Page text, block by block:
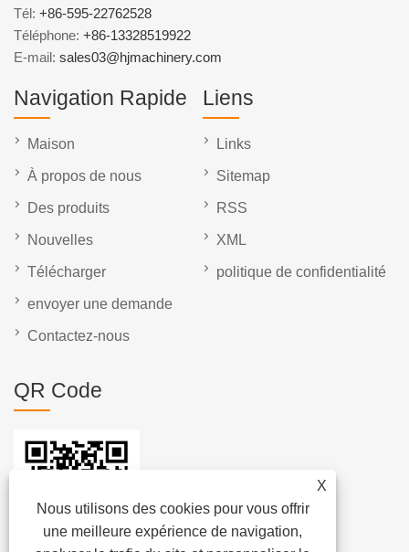
X
Nous utilisons des cookies pour vous offrir
une meilleure expérience de navigation,
Tél: +86-595-22762528
Téléphone: +86-13328519922
E-mail: sales03@hjmachinery.com
Navigation Rapide
Maison
À propos de nous
Des produits
Nouvelles
Télécharger
envoyer une demande
Contactez-nous
Liens
Links
Sitemap
RSS
XML
politique de confidentialité
QR Code